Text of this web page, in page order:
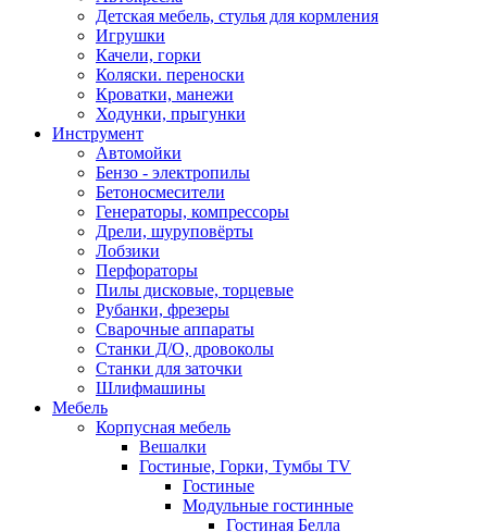
Детская мебель, стулья для кормления
Игрушки
Качели, горки
Коляски. переноски
Кроватки, манежи
Ходунки, прыгунки
Инструмент
Автомойки
Бензо - электропилы
Бетоносмесители
Генераторы, компрессоры
Дрели, шуруповёрты
Лобзики
Перфораторы
Пилы дисковые, торцевые
Рубанки, фрезеры
Сварочные аппараты
Станки Д/О, дровоколы
Станки для заточки
Шлифмашины
Мебель
Корпусная мебель
Вешалки
Гостиные, Горки, Тумбы TV
Гостиные
Модульные гостинные
Гостиная Белла